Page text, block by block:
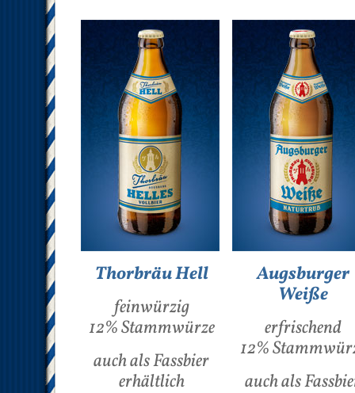
Thorbräu Hell
feinwürzig
12% Stammwürze
auch als Fassbier
erhältlich
Augsburger
Weiße
erfrischend
12%
auch als